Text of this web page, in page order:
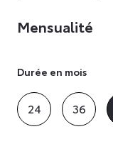
Mensualité
Durée en mois
24 36